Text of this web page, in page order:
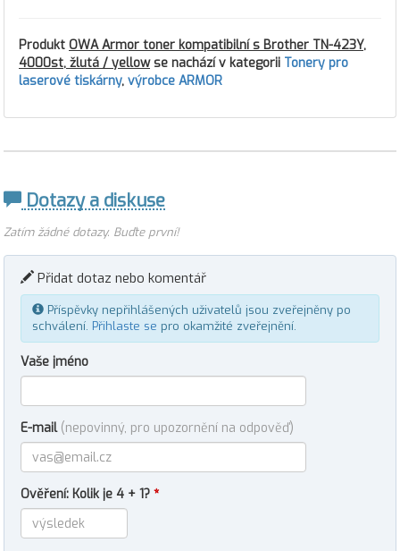
Produkt OWA Armor toner kompatibilní s Brother TN-423Y,
4000st, žlutá / yellowse nachází v kategorii Tonery pro
laserové tiskárny, výrobce ARMOR
Dotazy a diskuse
Zatím žádné dotazy. Buďte první!
Přidat dotaz nebo komentář
Příspěvky nepřihlášených uživatelů jsou zveřejněny po
schválení. Přihlaste se pro okamžité zveřejnění.
Vaše jméno
E-mail (nepovinný, pro upozornění na odpověď)
Ověření: Kolik je 4 + 1? *